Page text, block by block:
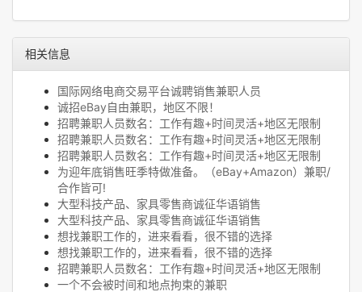
相关信息
国际网络电商交易平台诚聘销售兼职人员
诚招eBay自由兼职，地区不限！
招聘兼职人员数名：工作有趣+时间灵活+地区无限制
招聘兼职人员数名：工作有趣+时间灵活+地区无限制
招聘兼职人员数名：工作有趣+时间灵活+地区无限制
为迎年底销售旺季特做准备。（eBay+Amazon）兼职/
合作皆可!
大型科技产品、家具零售商诚征华语销售
大型科技产品、家具零售商诚征华语销售
想找兼职工作的，进来看看，很不错的选择
想找兼职工作的，进来看看，很不错的选择
招聘兼职人员数名：工作有趣+时间灵活+地区无限制
一个不会被时间和地点拘束的兼职